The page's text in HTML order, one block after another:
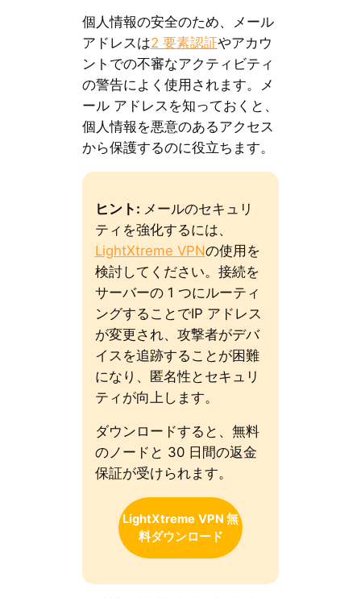
個人情報の安全のため、メール
アドレスは2 要素認証やアカウ
ントでの不審なアクティビティ
の警告によく使用されます。メ
ール アドレスを知っておくと、
個人情報を悪意のあるアクセス
から保護するのに役立ちます。
ヒント: メールのセキュリ
ティを強化するには、
LightXtreme VPNの使用を
検討してください。接続を
サーバーの 1 つにルーティ
ングすることでIP アドレス
が変更され、攻撃者がデバ
イスを追跡することが困難
になり、匿名性とセキュリ
ティが向上します。
ダウンロードすると、無料
のノードと 30 日間の返金
保証が受けられます。
LightXtreme VPN 無
料ダウンロード